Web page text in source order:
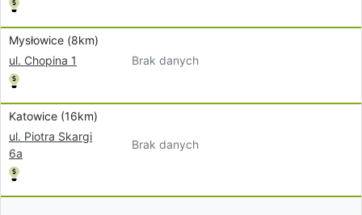
Mysłowice (8km)
ul. Chopina 1
Brak danych
Katowice (16km)
ul. Piotra Skargi
6a
Brak danych